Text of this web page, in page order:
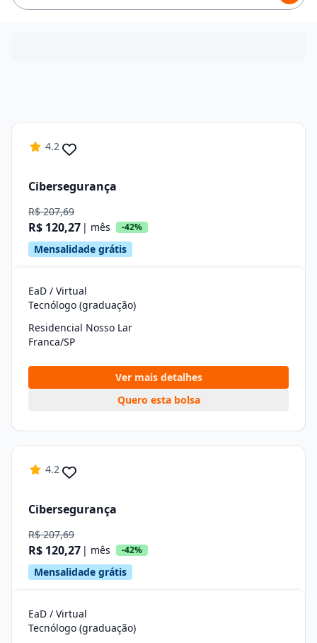
4.2
Cibersegurança
R$ 207,69
R$ 120,27 | mês -42%
Mensalidade grátis
EaD / Virtual
Tecnólogo (graduação)
Residencial Nosso Lar
Franca/SP
Ver mais detalhes
Quero esta bolsa
4.2
Cibersegurança
R$ 207,69
R$ 120,27 | mês -42%
Mensalidade grátis
EaD / Virtual
Tecnólogo (graduação)